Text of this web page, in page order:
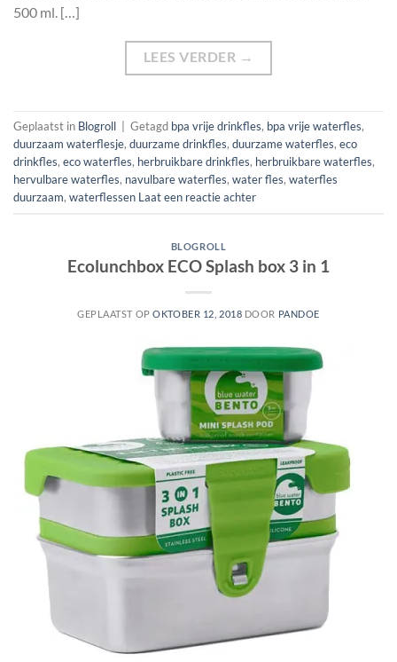
500 ml. […]
LEES VERDER →
Geplaatst in Blogroll Getagd bpa vrije drinkfles, bpa vrije waterfles,
duurzaam waterflesje, duurzame drinkfles, duurzame waterfles, eco
drinkfles, eco waterfles, herbruikbare drinkfles, herbruikbare waterfles,
hervulbare waterfles, navulbare waterfles, water fles, waterfles
duurzaam, waterflessen Laat een reactie achter
BLOGROLL
Ecolunchbox ECO Splash box 3 in 1
GEPLAATST OPOKTOBER 12, 2018 DOOR PANDOE